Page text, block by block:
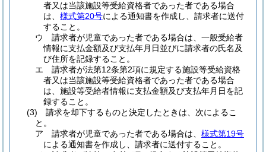
者又は当該施設等受給資格者であった者である場合
は、 様式第20号による通知書を作成し、請求者に送付
すること。
ウ
請求者が児童であった者である場合は、一般受給者
情報に支払金額及び支払年月日並びに請求者の氏名及
び住所を記録すること。
エ
請求者が法第12条第2項に規定する施設等受給資格
者又は当該施設等受給資格者であった者である場合
は、施設等受給者情報に支払金額及び支払年月日を記
録すること。
(3)
請求を却下するものと決定したときは、次によるこ
と。
ア
請求者が児童であった者である場合は、 様式第19号
による通知書を作成し、請求者に送付すること。